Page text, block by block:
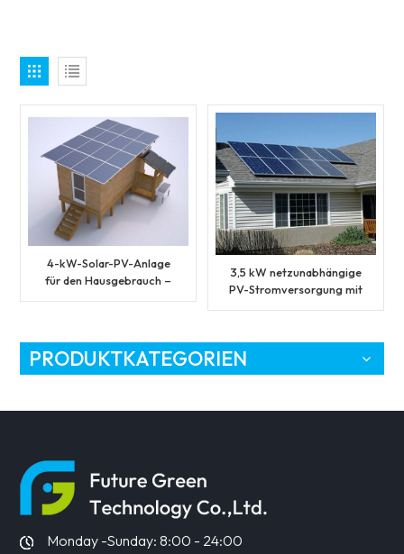
4-kW-Solar-PV-Anlage
für den Hausgebrauch –
3,5 kW netzunabhängige
PV-Stromversorgung mit
PRODUKTKATEGORIEN
Monday -Sunday: 8:00 - 24:00